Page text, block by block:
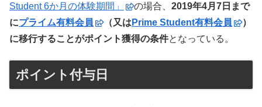
Student 6か月の体験期間」
の場合、 2019年4月7日まで
にプライム有料会員 （又は Prime Student有料会員
）
に移行することがポイント獲得の条件となっている。
ポイント付与日